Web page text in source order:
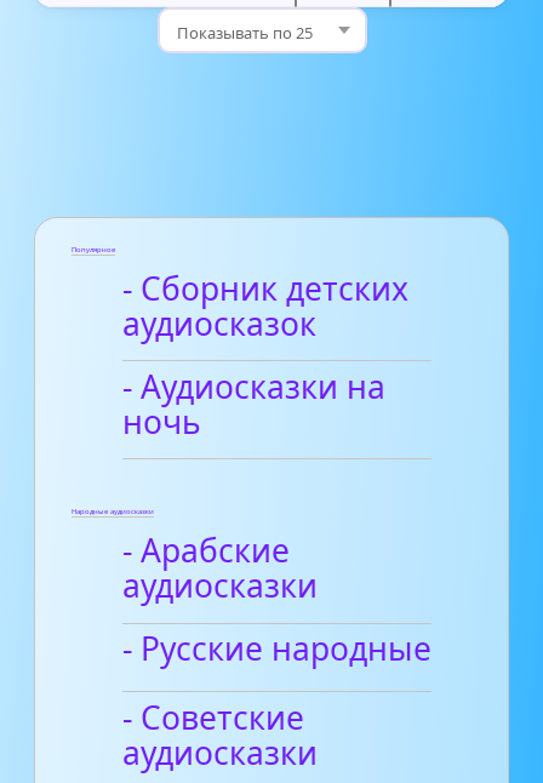
Популярное
- Сборник детских
аудиосказок
- Аудиосказки на
ночь
Народные аудиосказки
- Арабские
аудиосказки
- Русские народные
- Советские
аудиосказки